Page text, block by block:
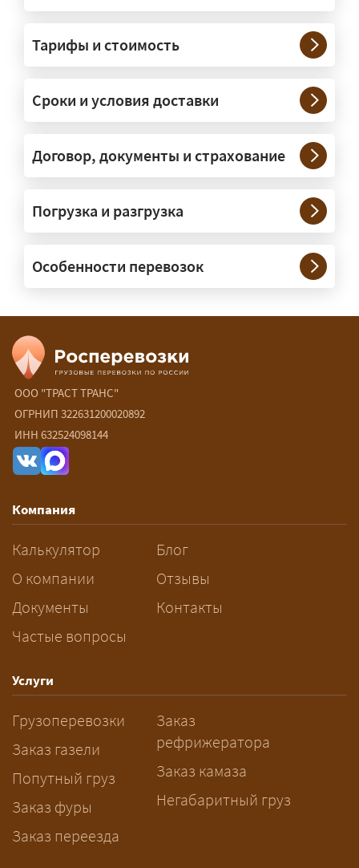
— Штатно — от 100 кг до 20 тонн.
Мелкие партии едут догрузом,
крупные — отдельной машиной.
Тяжеловесы 30–90 т организуем
через проверенных партнёров.
России?
межгородних перевозках по всей
России (от 100 км). Груз едет от
адреса до адреса на одной машине,
Калининград и Крым берём грузы от
500 кг.
Есть ли сборные и попутные
перевозки?
— Да, для небольших грузов это
км: ваш груз едет в машине,
следующей по маршруту, а вы
платите только за своё место. Сроки
при этом дольше, чем у отдельной
машины.
Как заказать грузоперевозку?
— Оставьте заявку с маршрутом,
датой и параметрами груза — логист
рассчитает стоимость за 5–10 минут
и подберёт машину. Все условия и
цена фиксируются в договоре;
оплата после доставки, перед
выгрузкой.
Тарифы и стоимость
Сроки и условия доставки
Договор, документы и страхование
Погрузка и разгрузка
Особенности перевозок
ООО "ТРАСТ ТРАНС"
ОГРНИП 322631200020892
ИНН 632524098144
Компания
Калькулятор
О компании
Документы
Частые вопросы
Блог
Отзывы
Контакты
Услуги
Грузоперевозки
Заказ газели
Попутный груз
Заказ фуры
Заказ переезда
Заказ
рефрижератора
Заказ камаза
Негабаритный груз